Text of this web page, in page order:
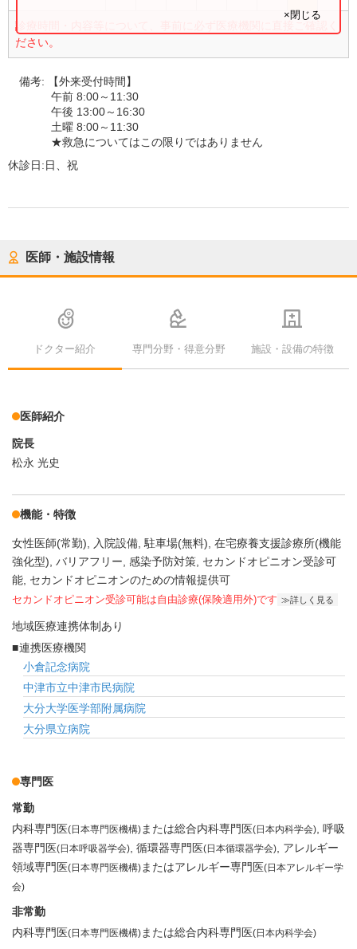
診療時間・内容等について、事前に必ず医療機関に直接ご確認く
ださい。
×閉じる
備考:
【外来受付時間】
午前 8:00～11:30
午後 13:00～16:30
土曜 8:00～11:30
★救急についてはこの限りではありません
休診日:日、祝
医師・施設情報
ドクター紹介 専門分野・得意分野 施設・設備の特徴
医師紹介
院長
松永 光史
機能・特徴
女性医師(常勤) 入院設備 駐車場(無料) 在宅療養支援診療所(機能
強化型) バリアフリー 感染予防対策 セカンドオピニオン受診可
能 セカンドオピニオンのための情報提供可
セカンドオピニオン受診可能は自由診療(保険適用外)です 詳しく見る
地域医療連携体制あり
連携医療機関
小倉記念病院
中津市立中津市民病院
大分大学医学部附属病院
大分県立病院
専門医
常勤
内科専門医(日本専門医機構)または総合内科専門医(日本内科学会) 呼吸
器専門医(日本呼吸器学会) 循環器専門医(日本循環器学会)
アレルギー
領域専門医(日本専門医機構)またはアレルギー専門医(日本アレルギー学
会)
非常勤
内科専門医(日本専門医機構)または総合内科専門医(日本内科学会)